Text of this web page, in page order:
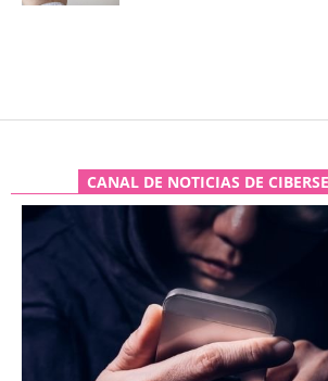
CANAL DE NOTICIAS DE